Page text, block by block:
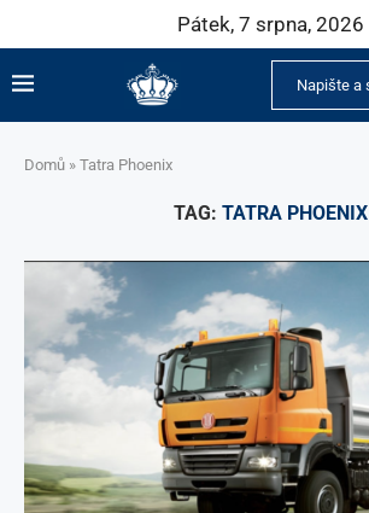
Pátek, 7 srpna, 2026
Domů » Tatra Phoenix
TAG: TATRA PHOENIX